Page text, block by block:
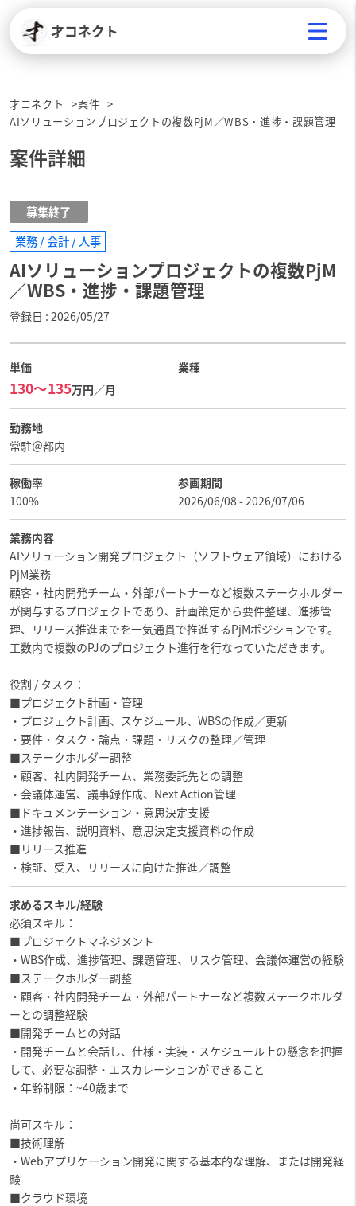
才コネクト
才コネクト
案件
AIソリューションプロジェクトの複数PjM／WBS・進捗・課題管理
案件詳細
募集終了
業務 / 会計 / 人事
AIソリューションプロジェクトの複数PjM
／WBS・進捗・課題管理
登録日 2026/05/27
単価
130〜135万円／月
業種
勤務地
常駐＠都内
稼働率
100%
参画期間
2026/06/08 - 2026/07/06
業務内容
AIソリューション開発プロジェクト（ソフトウェア領域）における
PjM業務
顧客・社内開発チーム・外部パートナーなど複数ステークホルダー
が関与するプロジェクトであり、計画策定から要件整理、進捗管
理、リリース推進までを一気通貫で推進するPjMポジションです。
工数内で複数のPJのプロジェクト進行を行なっていただきます。
役割 / タスク：
■プロジェクト計画・管理
・プロジェクト計画、スケジュール、WBSの作成／更新
・要件・タスク・論点・課題・リスクの整理／管理
■ステークホルダー調整
・顧客、社内開発チーム、業務委託先との調整
・会議体運営、議事録作成、Next Action管理
■ドキュメンテーション・意思決定支援
・進捗報告、説明資料、意思決定支援資料の作成
■リリース推進
・検証、受入、リリースに向けた推進／調整
求めるスキル/経験
必須スキル：
■プロジェクトマネジメント
・WBS作成、進捗管理、課題管理、リスク管理、会議体運営の経験
■ステークホルダー調整
・顧客・社内開発チーム・外部パートナーなど複数ステークホルダ
ーとの調整経験
■開発チームとの対話
・開発チームと会話し、仕様・実装・スケジュール上の懸念を把握
して、必要な調整・エスカレーションができること
・年齢制限：~40歳まで
尚可スキル：
■技術理解
・Webアプリケーション開発に関する基本的な理解、または開発経
験
■クラウド環境